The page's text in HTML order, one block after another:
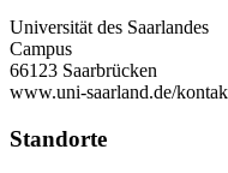
Universität des Saarlandes
Campus
66123 Saarbrücken
www.uni-saarland.de/
Standorte